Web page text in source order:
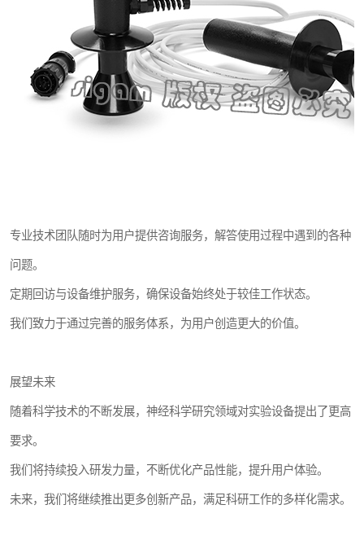
专业技术团队随时为用户提供咨询服务，解答使用过程中遇到的各种
问题。
定期回访与设备维护服务，确保设备始终处于较佳工作状态。
我们致力于通过完善的服务体系，为用户创造更大的价值。
展望未来
随着科学技术的不断发展，神经科学研究领域对实验设备提出了更高
要求。
我们将持续投入研发力量，不断优化产品性能，提升用户体验。
未来，我们将继续推出更多创新产品，满足科研工作的多样化需求。